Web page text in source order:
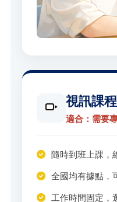
視訊課程
適合：需要
隨時到班上課，
全國均有據點，
工作時間固定，